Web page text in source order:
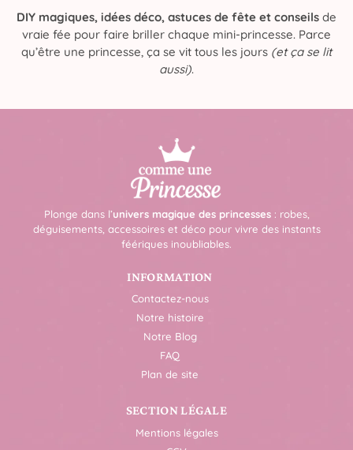
DIY magiques, idées déco, astuces de fête et conseils de
vraie fée pour faire briller chaque mini-princesse. Parce
qu’être une princesse, ça se vit tous les jours (et ça se lit
aussi).
Plonge dans l’univers magique des princesses: robes,
déguisements, accessoires et déco pour vivre des instants
féériques inoubliables.
INFORMATION
Contactez-nous
Notre histoire
Notre Blog
FAQ
Plan de site
SECTION LÉGALE
Mentions légales